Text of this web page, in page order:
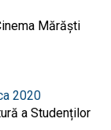
Mărăști
2020
a Studenților